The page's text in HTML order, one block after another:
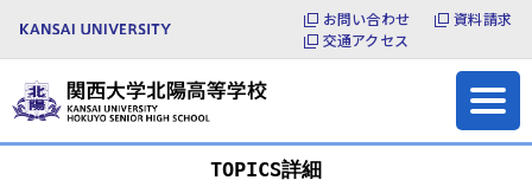
お問い合わせ
資料請求
交通アクセス
よくある質問 お問い合わせ
各種証明書の発行
TOPICS詳細